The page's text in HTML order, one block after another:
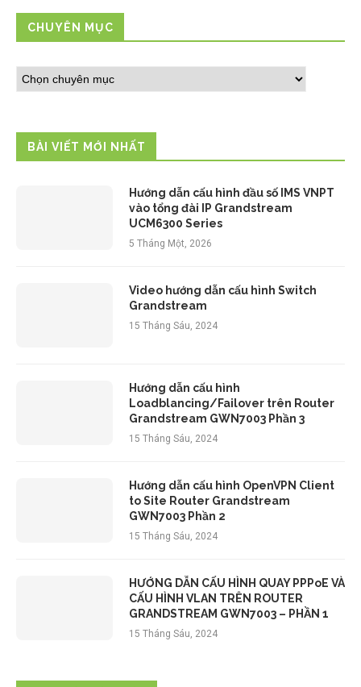
CHUYÊN MỤC
BÀI VIẾT MỚI NHẤT
Hướng dẫn cấu hình đầu số IMS VNPT
vào tổng đài IP Grandstream
UCM6300 Series
5 Tháng Một, 2026
Video hướng dẫn cấu hình Switch
Grandstream
15 Tháng Sáu, 2024
Hướng dẫn cấu hình
Loadblancing/Failover trên Router
Grandstream GWN7003 Phần 3
15 Tháng Sáu, 2024
Hướng dẫn cấu hình OpenVPN Client
to Site Router Grandstream
GWN7003 Phần 2
15 Tháng Sáu, 2024
HƯỚNG DẪN CẤU HÌNH QUAY PPPoE VÀ
CẤU HÌNH VLAN TRÊN ROUTER
GRANDSTREAM GWN7003 – PHẦN 1
15 Tháng Sáu, 2024